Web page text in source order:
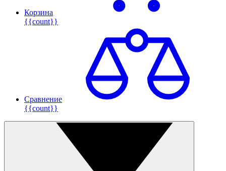
Корзина
{{count}}
Сравнение
{{count}}